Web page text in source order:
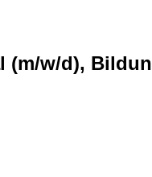
(m/w/d),